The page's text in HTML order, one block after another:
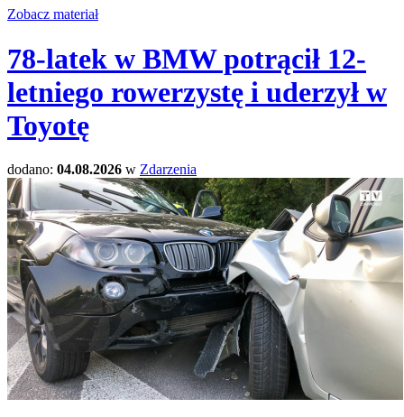
Zobacz materiał
78-latek w BMW potrącił 12-
letniego rowerzystę i uderzył w
Toyotę
dodano: 04.08.2026 w Zdarzenia